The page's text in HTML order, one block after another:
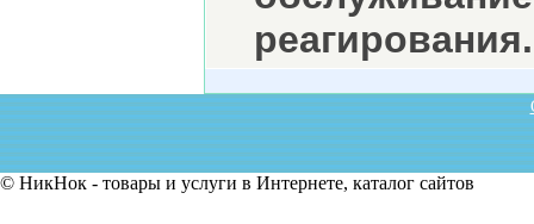
реагирования.
© НикНок - товары и услуги в Интернете, каталог сайтов